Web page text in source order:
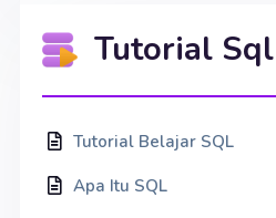
Tutorial Sql
Tutorial Belajar SQL
Apa Itu SQL